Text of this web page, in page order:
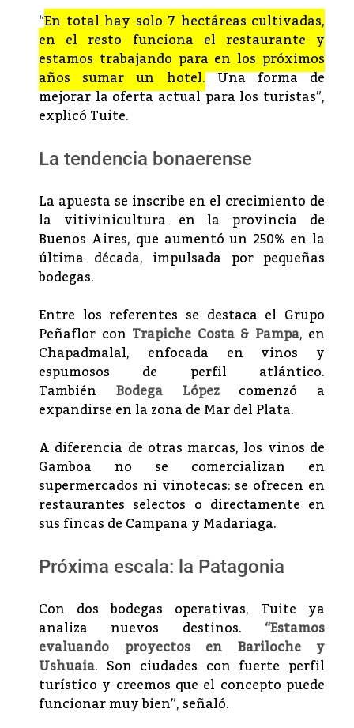
“En total hay solo 7 hectáreas cultivadas,
en el resto funciona el restaurante y
estamos trabajando para en los próximos
años sumar un hotel.Una forma de
mejorar la oferta actual para los turistas”,
explicó Tuite.
La tendencia bonaerense
La apuesta se inscribe en el crecimiento de
la vitivinicultura en la provincia de
Buenos Aires, que aumentó un 250% en la
última década, impulsada por pequeñas
bodegas.
Entre los referentes se destaca el Grupo
Peñaflor con Trapiche Costa & Pampa, en
Chapadmalal, enfocada en vinos y
espumosos de perfil atlántico.
También Bodega Lópezcomenzó a
expandirse en la zona de Mar del Plata.
A diferencia de otras marcas, los vinos de
Gamboa no se comercializan en
supermercados ni vinotecas: se ofrecen en
restaurantes selectos o directamente en
sus fincas de Campana y Madariaga.
Próxima escala: la Patagonia
Con dos bodegas operativas, Tuite ya
analiza nuevos destinos. “Estamos
evaluando proyectos en Bariloche y
Ushuaia. Son ciudades con fuerte perfil
turístico y creemos que el concepto puede
funcionar muy bien”, señaló.